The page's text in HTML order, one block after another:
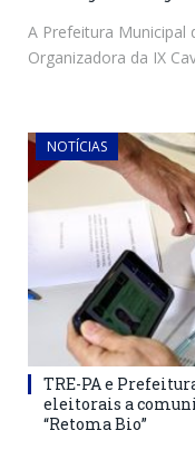
A Prefeitura Municipal
Organizadora da IX
NOTÍCIAS
TRE-PA e
eleitorais a
“Retoma Bio”